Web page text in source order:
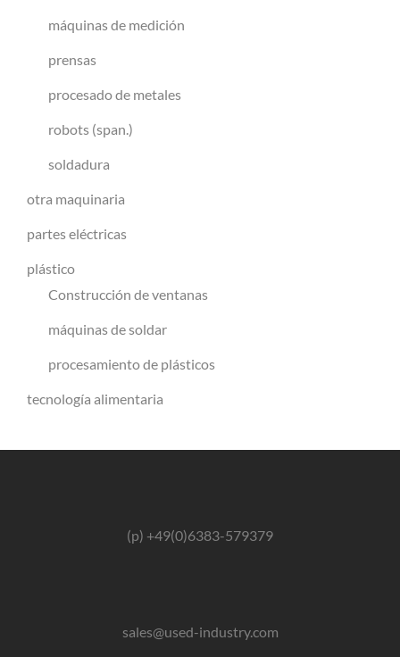
máquinas de medición
prensas
procesado de metales
robots (span.)
soldadura
otra maquinaria
partes eléctricas
plástico
Construcción de ventanas
máquinas de soldar
procesamiento de plásticos
tecnología alimentaria
(p) +49(0)6383-579379
sales@used-industry.com